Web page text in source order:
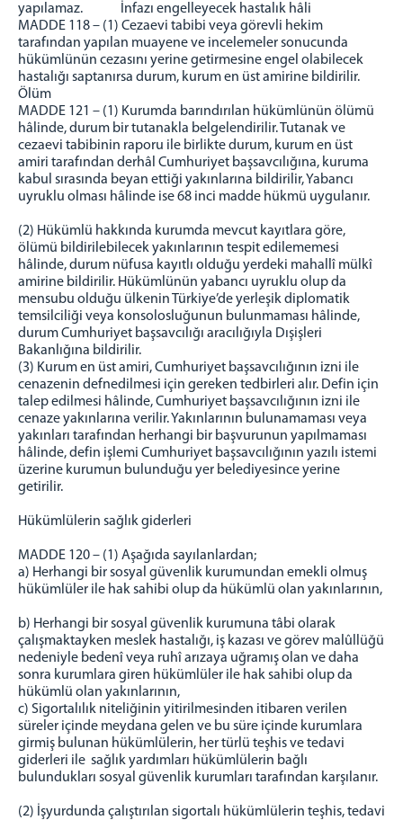
yapılamaz. İnfazı engelleyecek hastalık hâli
MADDE 118 – (1) Cezaevi tabibi veya görevli hekim
tarafından yapılan muayene ve incelemeler sonucunda
hükümlünün cezasını yerine getirmesine engel olabilecek
hastalığı saptanırsa durum, kurum en üst amirine bildirilir.
Ölüm
MADDE 121 – (1) Kurumda barındırılan hükümlünün ölümü
hâlinde, durum bir tutanakla belgelendirilir. Tutanak ve
cezaevi tabibinin raporu ile birlikte durum, kurum en üst
amiri tarafından derhâl Cumhuriyet başsavcılığına, kuruma
kabul sırasında beyan ettiği yakınlarına bildirilir, Yabancı
uyruklu olması hâlinde ise 68 inci madde hükmü uygulanır.
(2) Hükümlü hakkında kurumda mevcut kayıtlara göre,
ölümü bildirilebilecek yakınlarının tespit edilememesi
hâlinde, durum nüfusa kayıtlı olduğu yerdeki mahallî mülkî
amirine bildirilir. Hükümlünün yabancı uyruklu olup da
mensubu olduğu ülkenin Türkiye’de yerleşik diplomatik
temsilciliği veya konsolosluğunun bulunmaması hâlinde,
durum Cumhuriyet başsavcılığı aracılığıyla Dışişleri
Bakanlığına bildirilir.
(3) Kurum en üst amiri, Cumhuriyet başsavcılığının izni ile
cenazenin defnedilmesi için gereken tedbirleri alır. Defin için
talep edilmesi hâlinde, Cumhuriyet başsavcılığının izni ile
cenaze yakınlarına verilir. Yakınlarının bulunamaması veya
yakınları tarafından herhangi bir başvurunun yapılmaması
hâlinde, defin işlemi Cumhuriyet başsavcılığının yazılı istemi
üzerine kurumun bulunduğu yer belediyesince yerine
getirilir.
Hükümlülerin sağlık giderleri
MADDE 120 – (1) Aşağıda sayılanlardan;
a) Herhangi bir sosyal güvenlik kurumundan emekli olmuş
hükümlüler ile hak sahibi olup da hükümlü olan yakınlarının,
b) Herhangi bir sosyal güvenlik kurumuna tâbi olarak
çalışmaktayken meslek hastalığı, iş kazası ve görev malûllüğü
nedeniyle bedenî veya ruhî arızaya uğramış olan ve daha
sonra kurumlara giren hükümlüler ile hak sahibi olup da
hükümlü olan yakınlarının,
c) Sigortalılık niteliğinin yitirilmesinden itibaren verilen
süreler içinde meydana gelen ve bu süre içinde kurumlara
girmiş bulunan hükümlülerin, her türlü teşhis ve tedavi
giderleri ile sağlık yardımları hükümlülerin bağlı
bulundukları sosyal güvenlik kurumları tarafından karşılanır.
(2) İşyurdunda çalıştırılan sigortalı hükümlülerin teşhis, tedavi